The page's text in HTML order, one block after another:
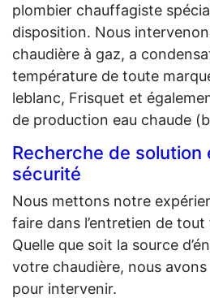
plombier chauffagiste
disposition. Nous
chaudière à gaz, a
température de toute
leblanc, Frisquet et
de production eau chaude
Recherche de solution
sécurité
Nous mettons notre
faire dans l’entretien de
Quelle que soit la source
votre chaudière, nous
pour intervenir.